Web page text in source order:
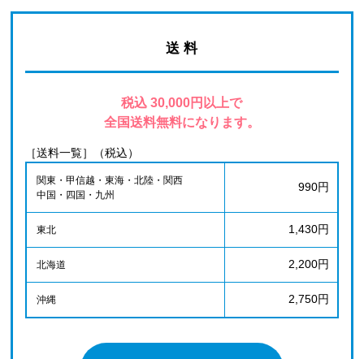
送 料
税込 30,000円以上で
全国送料無料になります。
［送料一覧］（税込）
関東・甲信越・東海・北陸・関西
中国・四国・九州
990円
東北 1,430円
北海道 2,200円
沖縄 2,750円